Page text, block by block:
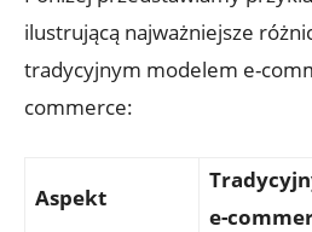
ilustrującą najważniejsze
tradycyjnym modelem e-
commerce:
Aspekt
e-